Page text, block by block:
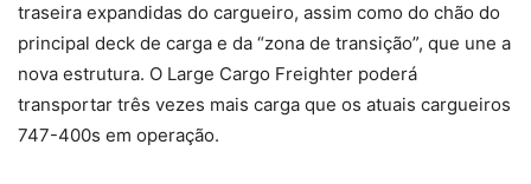
traseira expandidas do cargueiro, assim como do chão do
principal deck de carga e da “zona de transição”, que une a
nova estrutura. O Large Cargo Freighter poderá
transportar três vezes mais carga que os atuais cargueiros
747-400s em operação.